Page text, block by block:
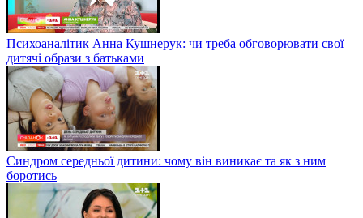
Психоаналітик Анна Кушнерук: чи треба обговорювати свої
дитячі образи з батьками
Синдром середньої дитини: чому він виникає та як з ним
боротись